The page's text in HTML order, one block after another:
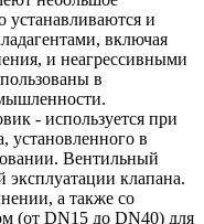
устанавливаются и
включая
и неагрессивными
в
- используется при
установленного в
Вентильный
эксплуатации клапана.
а также со
(от DN15 до DN40) для